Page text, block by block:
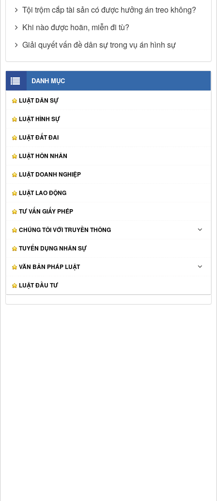
Tội trộm cắp tài sản có được hưởng án treo không?
Khi nào được hoãn, miễn đi tù?
Giải quyết vấn đề dân sự trong vụ án hình sự
DANH MỤC
LUẬT DÂN SỰ
LUẬT HÌNH SỰ
LUẬT ĐẤT ĐAI
LUẬT HÔN NHÂN
LUẬT DOANH NGHIỆP
LUẬT LAO ĐỘNG
TƯ VẤN GIẤY PHÉP
CHÚNG TÔI VỚI TRUYỀN THÔNG
TUYỂN DỤNG NHÂN SỰ
VĂN BẢN PHÁP LUẬT
LUẬT ĐẦU TƯ